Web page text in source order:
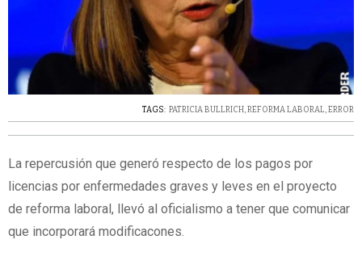
TAGS: PATRICIA BULLRICH,REFORMA LABORAL,ERROR
La repercusión que generó respecto de los pagos por
licencias por enfermedades graves y leves en el proyecto
de reforma laboral, llevó al oficialismo a tener que comunicar
que incorporará modificacones.